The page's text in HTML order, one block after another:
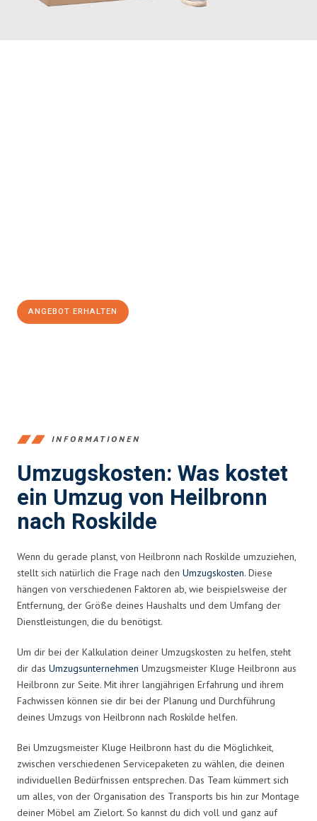
ANGEBOT ERHALTEN
INFORMATIONEN
Umzugskosten: Was kostet
ein Umzug von Heilbronn
nach Roskilde
Wenn du gerade planst, von Heilbronn nach Roskilde umzuziehen,
stellt sich natürlich die Frage nach den Umzugskosten. Diese
hängen von verschiedenen Faktoren ab, wie beispielsweise der
Entfernung, der Größe deines Haushalts und dem Umfang der
Dienstleistungen, die du benötigst.
Um dir bei der Kalkulation deiner Umzugskosten zu helfen, steht
dir das Umzugsunternehmen Umzugsmeister Kluge Heilbronn aus
Heilbronn zur Seite. Mit ihrer langjährigen Erfahrung und ihrem
Fachwissen können sie dir bei der Planung und Durchführung
deines Umzugs von Heilbronn nach Roskilde helfen.
Bei Umzugsmeister Kluge Heilbronn hast du die Möglichkeit,
zwischen verschiedenen Servicepaketen zu wählen, die deinen
individuellen Bedürfnissen entsprechen. Das Team kümmert sich
um alles, von der Organisation des Transports bis hin zur Montage
deiner Möbel am Zielort. So kannst du dich voll und ganz auf